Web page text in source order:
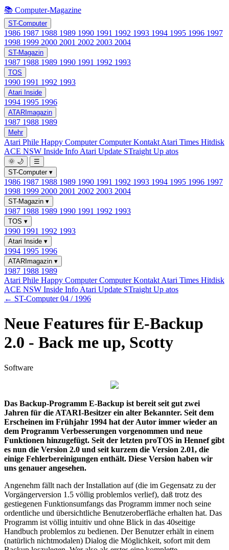
📚 Computer-Magazine
ST-Computer
1986 1987 1988 1989 1990 1991 1992 1993 1994 1995 1996 1997
1998 1999 2000 2001 2002 2003 2004
ST-Magazin
1987 1988 1989 1990 1991 1992 1993
TOS
1990 1991 1992 1993
Atari Inside
1994 1995 1996
ATARImagazin
1987 1988 1989
Mehr
Atari Phile Happy ComputerComputer Kontakt Atari Times Hitdisk
ACE NSW Inside Info Atari Update STraight Up atos
🌞 🌙
☰
ST-Computer ▾
1986 1987 1988 1989 1990 1991 1992 1993 1994 1995 1996 1997
1998 1999 2000 2001 2002 2003 2004
ST-Magazin ▾
1987 1988 1989 1990 1991 1992 1993
TOS ▾
1990 1991 1992 1993
Atari Inside ▾
1994 1995 1996
ATARImagazin ▾
1987 1988 1989
Atari Phile Happy ComputerComputer Kontakt Atari Times Hitdisk
ACE NSW Inside Info Atari Update STraight Up atos
← ST-Computer 04 / 1996
Neue Features für E-Backup
2.0 - Back me up, Scotty
Software
Das Backup-Programm E-Backup ist bereit seit gut zwei
Jahren für die ATARI-Besitzer ein alter Bekannter. Seit dem
Erscheinen im Frühjahr 1994 hat der Autor immer wieder an
dem Programm Verbesserungen vorgenommen und neue
Funktionen hinzugefügt. Seit der letzten proTOS in Hennef gibt
es nun die Version 2.0 und seit kurzem die Version 2.01, die
einige Fehlerbereinigungen enthält. Diese Version haben wir
uns genauer angesehen.
Angenehm fällt nach der Installation auf (die im Gegensatz zu der
Vorgängerversion 1.5 völlig problemlos verlief), daß trotz des
gestiegenen Funktionsumfangs das Programm immer noch seine
ordentliche und übersichtliche Benutzeroberfläche erhalten hat. Das
Programm ist völlig intuitiv und ohne Blick in das 40seitige
Handbuch problemlos zu bedienen. Der Benutzer erhält in einem
(natürlich nichtmodalen) Dialog die Möglichkeit, sofort mit dem